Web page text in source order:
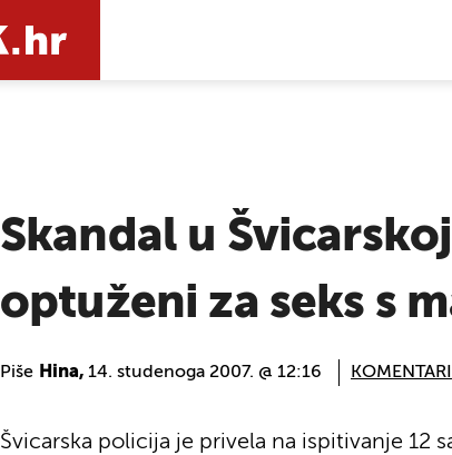
Skandal u
optuženi za seks s
Piše Hina, 14. studenoga 2007. @ 12:16 KOMENTARI
Švicarska policija je privela na ispitivanje 12